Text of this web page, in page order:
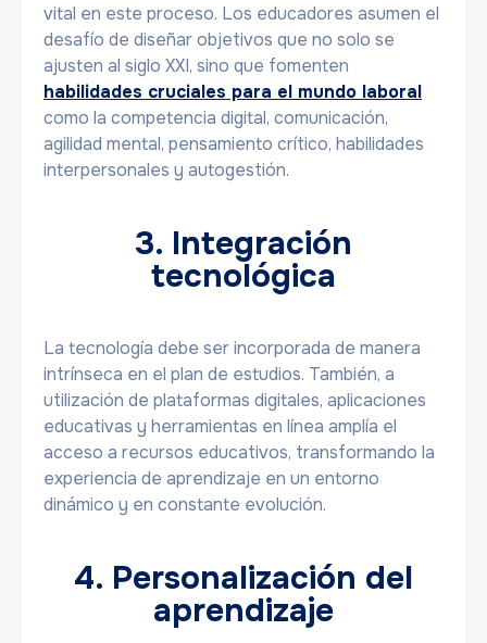
vital en este proceso. Los educadores asumen el
desafío de diseñar objetivos que no solo se
ajusten al siglo XXI, sino que fomenten
habilidades cruciales para el mundo laboral
como la competencia digital, comunicación,
agilidad mental, pensamiento crítico, habilidades
interpersonales y autogestión.
3. Integración
tecnológica
La tecnología debe ser incorporada de manera
intrínseca en el plan de estudios. También, a
utilización de plataformas digitales, aplicaciones
educativas y herramientas en línea amplía el
acceso a recursos educativos, transformando la
experiencia de aprendizaje en un entorno
dinámico y en constante evolución.
4. Personalización del
aprendizaje